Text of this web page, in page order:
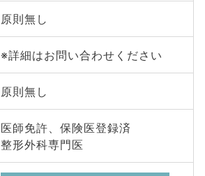
原則無し
※詳細はお問い合わせください
原則無し
医師免許、保険医登録済
整形外科専門医